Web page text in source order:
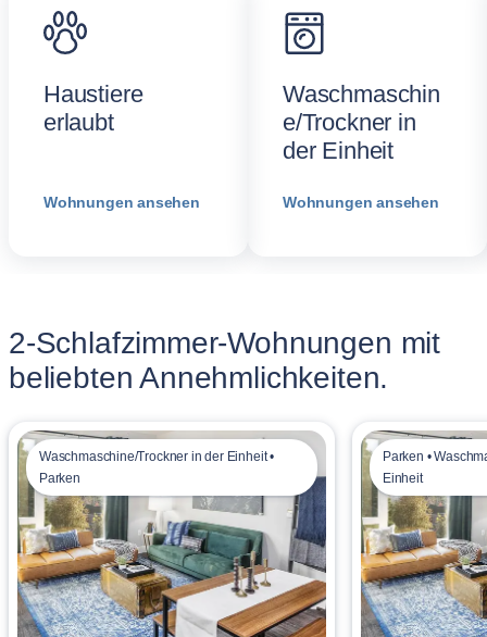
Haustiere
erlaubt
Wohnungen ansehen
Waschmaschin
e/Trockner in
der Einheit
Wohnungen ansehen
2-Schlafzimmer-Wohnungen mit
beliebten Annehmlichkeiten.
Waschmaschine/Trockner in der Einheit •
Parken
Parken •
Einheit